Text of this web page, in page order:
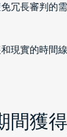
冗長審判
現實的時間
間獲